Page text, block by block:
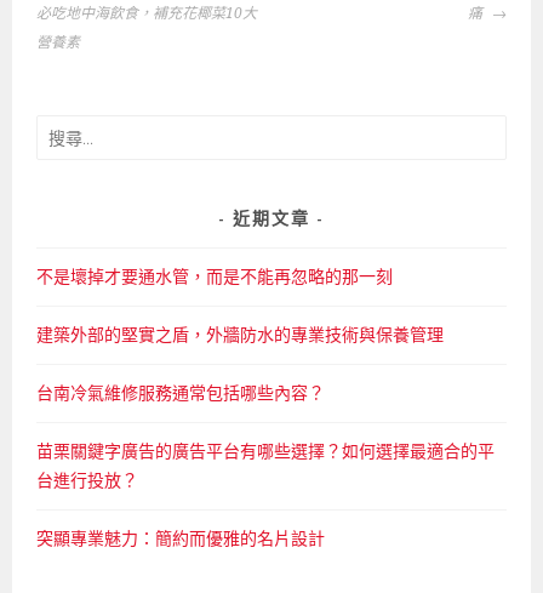
章
導
必吃地中海飲食，補充花椰菜10大
營養素
痛
搜
近期文章
不是壞掉才要通水管，而是不能再忽略的那一刻
建築外部的堅實之盾，外牆防水的專業技術與保養管理
台南冷氣維修服務通常包括哪些內容？
苗栗關鍵字廣告的廣告平台有哪些選擇？如何選擇最適合的平
台進行投放？
突顯專業魅力：簡約而優雅的名片設計